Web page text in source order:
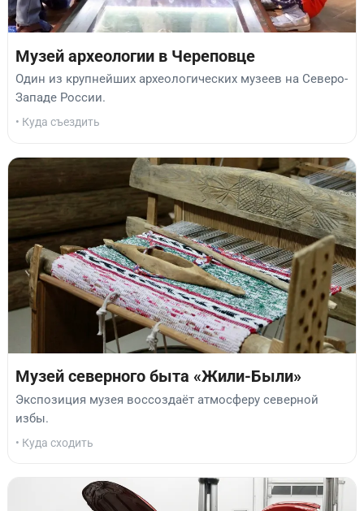
Музей археологии в Череповце
Один из крупнейших археологических музеев на Северо-
Западе России.
• Куда съездить
Музей северного быта «Жили-Были»
Экспозиция музея воссоздаёт атмосферу северной
избы.
• Куда сходить